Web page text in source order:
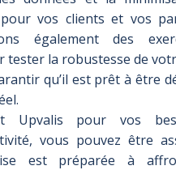
vos clients et vos
également des
tester la robustesse de
qu’il est prêt à être
Upvalis pour vos
vous pouvez être
est préparée à